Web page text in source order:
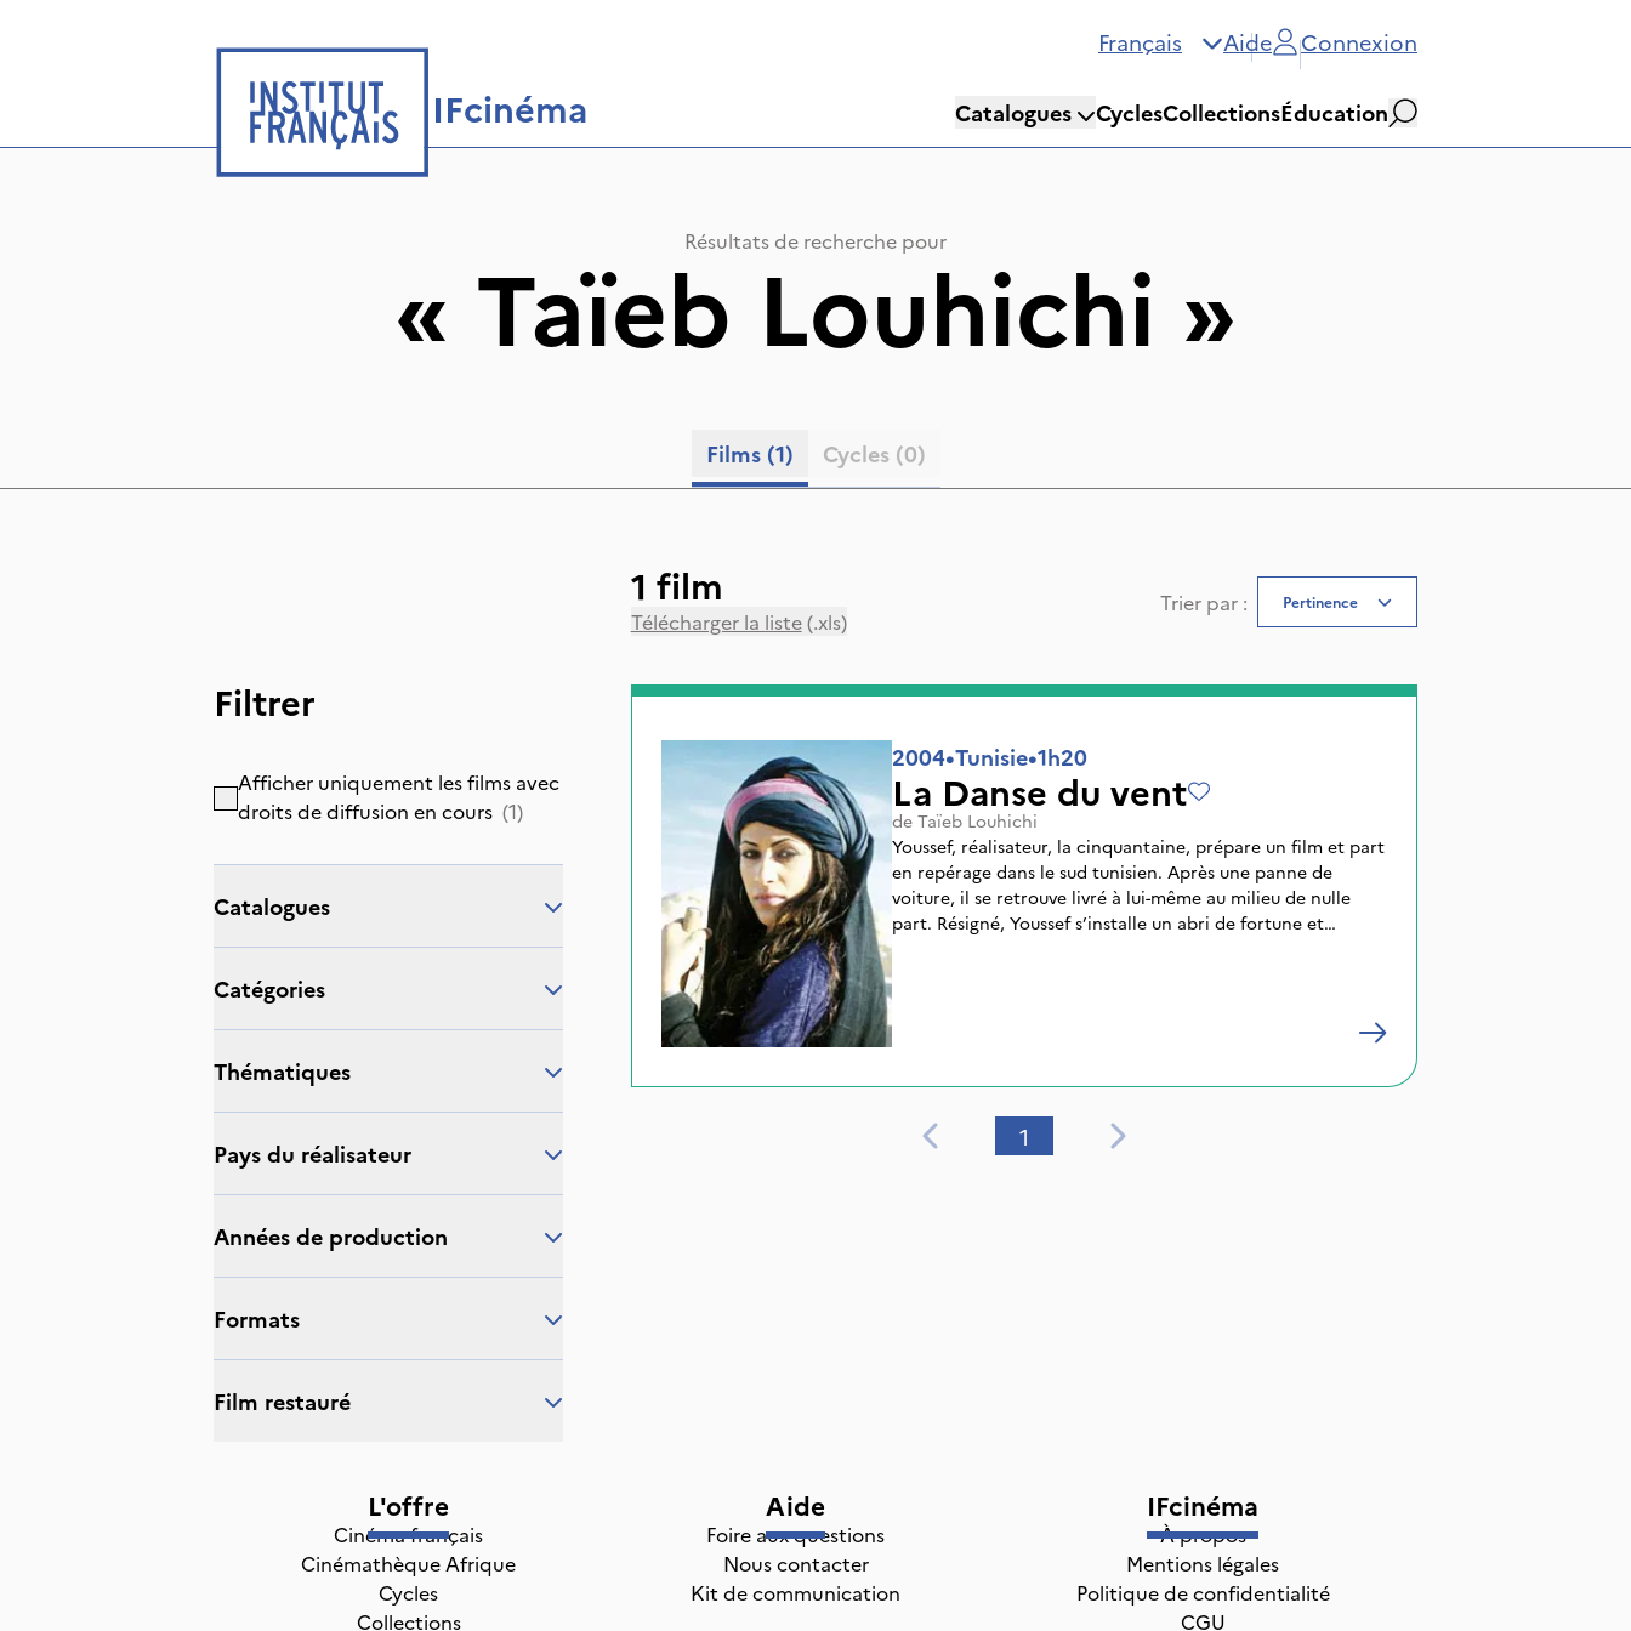
Français Aide Connexion
IFcinéma Catalogues CyclesCollectionsÉducation
Rechercher
Résultats de recherche pour
« Taïeb Louhichi »
Films (1) Cycles (0)
Filtrer
Afficher uniquement les films avec
droits de diffusion en cours (1)
catalogues
catégories
thématiques
Pays du réalisateur
Années de production
Formats
Film restauré
1 film
Télécharger la liste(.xls)
Trier par : Pertinence
2004•Tunisie•1h20
La Danse du vent
de Taïeb Louhichi
Youssef, réalisateur, la cinquantaine, prépare un film et part
en repérage dans le sud tunisien. Après une panne de
voiture, il se retrouve livré à lui-même au milieu de nulle
part. Résigné, Youssef s’installe un abri de fortune et
continue de rêver à son film. Il se perd peu à peu dans la
folie du désert, réalisant soudain qu’il est devenu l’acteur
principal de son propre film.
1
L'offre
Cinéma français
Cinémathèque Afrique
Cycles
Collections
Aide
Foire aux questions
Nous contacter
Kit de communication
IFcinéma
À propos
Mentions légales
Politique de confidentialité
CGU